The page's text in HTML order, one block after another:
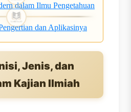
dalam Ilmu Pengetahuan
dan Aplikasinya
Jenis, dan
Kajian Ilmiah